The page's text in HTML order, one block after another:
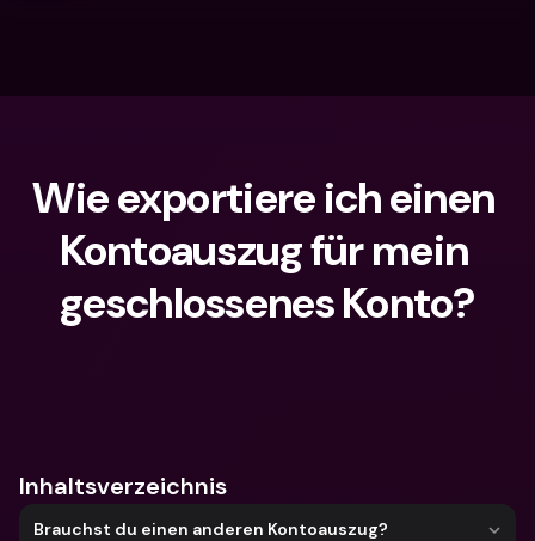
Wie exportiere ich einen
Kontoauszug für mein
geschlossenes Konto?
Inhaltsverzeichnis
Brauchst du einen anderen Kontoauszug?